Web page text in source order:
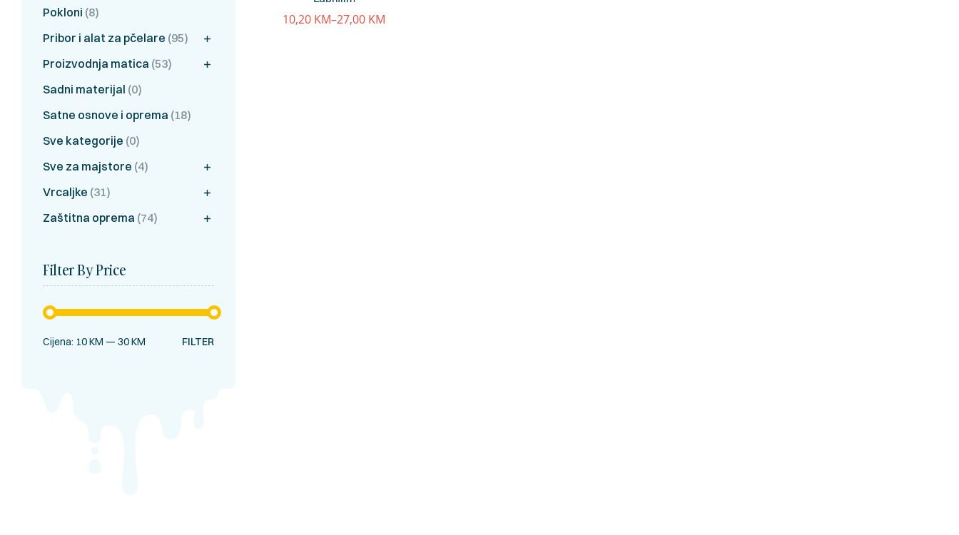
10,20 KM–27,00 KM
Pokloni (8)
Pribor i alat za pčelare (95)
Proizvodnja matica (53)
Sadni materijal (0)
Satne osnove i oprema (18)
Sve kategorije (0)
Sve za majstore (4)
Vrcaljke (31)
Zaštitna oprema (74)
Filter By Price
FILTER
Cijena: 10 KM — 30 KM